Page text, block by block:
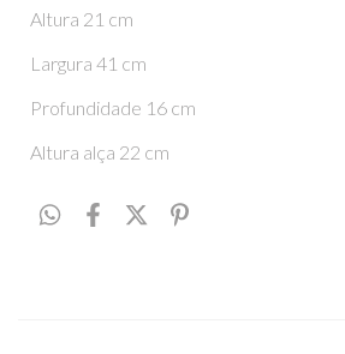
Altura 21 cm
Largura 41 cm
Profundidade 16 cm
Altura alça 22 cm